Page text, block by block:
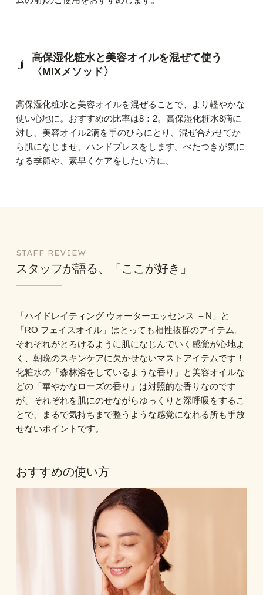
高保湿化粧水と美容オイルを混ぜて使う
〈MIXメソッド〉
高保湿化粧水と美容オイルを混ぜることで、より軽やかな
使い心地に。 おすすめの比率は8：2。高保湿化粧水8滴に
対し、美容オイル2滴を手のひらにとり、混ぜ合わせてか
ら肌になじませ、ハンドプレスをします。 べたつきが気に
なる季節や、素早くケアをしたい方に。
STAFF REVIEW
スタッフが語る、「ここが好き」
「ハイドレイティング ウォーターエッセンス ＋N」と
「RO フェイスオイル」はとっても相性抜群のアイテム。
それぞれがとろけるように肌になじんでいく感覚が心地よ
く、朝晩のスキンケアに欠かせないマストアイテムです！
化粧水の「森林浴をしているような香り」と美容オイルな
どの「華やかなローズの香り」は対照的な香りなのです
が、それぞれを肌にのせながらゆっくりと深呼吸をするこ
とで、まるで気持ちまで整うような感覚になれる所も手放
せないポイントです。
おすすめの使い方